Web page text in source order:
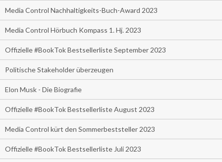
Media Control Nachhaltigkeits-Buch-Award 2023
Media Control Hörbuch Kompass 1. Hj. 2023
Offizielle #BookTok Bestsellerliste September 2023
Politische Stakeholder überzeugen
Elon Musk - Die Biografie
Offizielle #BookTok Bestsellerliste August 2023
Media Control kürt den Sommerbeststeller 2023
Offizielle #BookTok Bestsellerliste Juli 2023